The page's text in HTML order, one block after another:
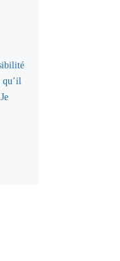
qu’il